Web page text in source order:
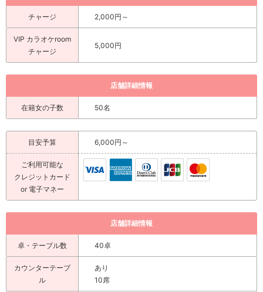
チャージ 2,000円～
VIP カラオケroom
チャージ
5,000円
店舗詳細情報
在籍女の子数 50名
目安予算 6,000円～
ご利用可能な
クレジットカード
or 電子マネー
店舗詳細情報
卓・テーブル数 40卓
カウンターテーブ
ル
あり
10席